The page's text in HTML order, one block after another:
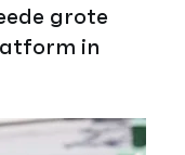
grote
in